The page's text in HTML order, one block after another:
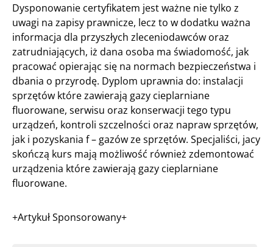
Dysponowanie certyfikatem jest ważne nie tylko z
uwagi na zapisy prawnicze, lecz to w dodatku ważna
informacja dla przyszłych zleceniodawców oraz
zatrudniających, iż dana osoba ma świadomość, jak
pracować opierając się na normach bezpieczeństwa i
dbania o przyrodę. Dyplom uprawnia do: instalacji
sprzętów które zawierają gazy cieplarniane
fluorowane, serwisu oraz konserwacji tego typu
urządzeń, kontroli szczelności oraz napraw sprzętów,
jak i pozyskania f – gazów ze sprzętów. Specjaliści, jacy
skończą kurs mają możliwość również zdemontować
urządzenia które zawierają gazy cieplarniane
fluorowane.
+Artykuł Sponsorowany+